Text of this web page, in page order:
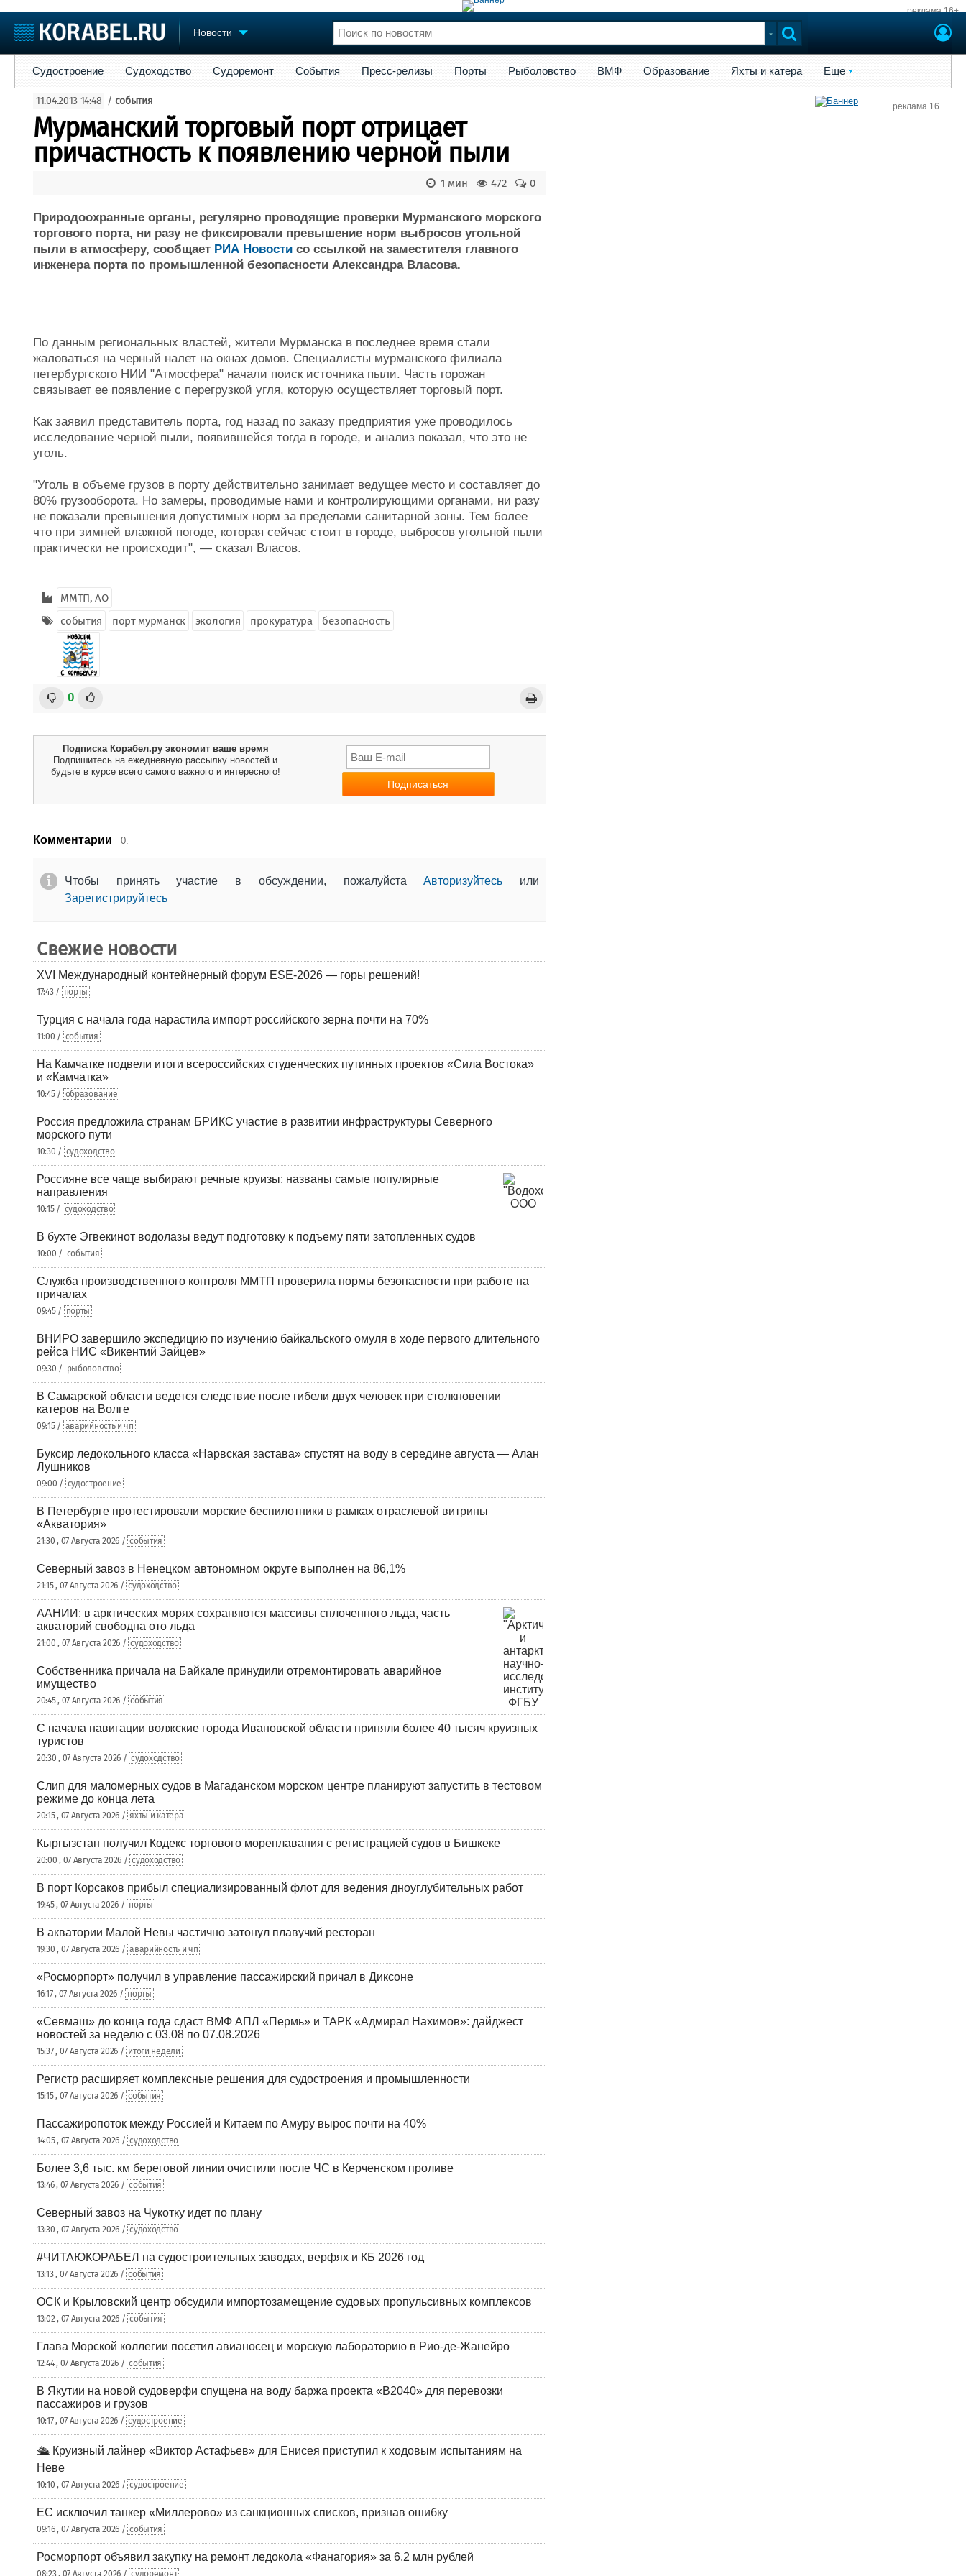
реклама 16+
Новости
Судостроение
Пульс
Новости
Компании
Репутация
Журнал
Реклама
Торговая площадка
Доска объявлений
Продажа флота
Изделия
Конференции
Личности
Флот
Форум
Отзывы
Все службы
Судостроение Судоходство Судоремонт События Пресс-релизы Порты Рыболовство ВМФ Образование Яхты и катера Еще
11.04.2013 14:48 / события
Мурманский торговый порт отрицает
причастность к появлению черной пыли
0
472
1 мин
Природоохранные органы, регулярно проводящие проверки Мурманского морского
торгового порта, ни разу не фиксировали превышение норм выбросов угольной
пыли в атмосферу, сообщает РИА Новости со ссылкой на заместителя главного
инженера порта по промышленной безопасности Александра Власова.
По данным региональных властей, жители Мурманска в последнее время стали
жаловаться на черный налет на окнах домов. Специалисты мурманского филиала
петербургского НИИ "Атмосфера" начали поиск источника пыли. Часть горожан
связывает ее появление с перегрузкой угля, которую осуществляет торговый порт.
Как заявил представитель порта, год назад по заказу предприятия уже проводилось
исследование черной пыли, появившейся тогда в городе, и анализ показал, что это не
уголь.
"Уголь в объеме грузов в порту действительно занимает ведущее место и составляет до
80% грузооборота. Но замеры, проводимые нами и контролирующими органами, ни разу
не показали превышения допустимых норм за пределами санитарной зоны. Тем более
что при зимней влажной погоде, которая сейчас стоит в городе, выбросов угольной пыли
практически не происходит", — сказал Власов.
ММТП, АО
события
порт мурманск экология прокуратура безопасность
0
Подписка Корабел.ру экономит ваше время
Подпишитесь на ежедневную рассылку новостей и
будьте в курсе всего самого важного и интересного!
Комментарии 0.
Чтобы принять участие в обсуждении, пожалуйстаАвторизуйтесь или
Зарегистрируйтесь
Свежие новости
XVI Международный контейнерный форум ESE-2026 — горы решений!
17:43 / порты
Турция с начала года нарастила импорт российского зерна почти на 70%
11:00 / события
На Камчатке подвели итоги всероссийских студенческих путинных проектов «Сила Востока»
и «Камчатка»
10:45 / образование
Россия предложила странам БРИКС участие в развитии инфраструктуры Северного
морского пути
10:30 / судоходство
Россияне все чаще выбирают речные круизы: названы самые популярные
направления
10:15 / судоходство
В бухте Эгвекинот водолазы ведут подготовку к подъему пяти затопленных судов
10:00 / события
Служба производственного контроля ММТП проверила нормы безопасности при работе на
причалах
09:45 / порты
ВНИРО завершило экспедицию по изучению байкальского омуля в ходе первого длительного
рейса НИС «Викентий Зайцев»
09:30 / рыболовство
В Самарской области ведется следствие после гибели двух человек при столкновении
катеров на Волге
09:15 / аварийность и чп
Буксир ледокольного класса «Нарвская застава» спустят на воду в середине августа — Алан
Лушников
09:00 / судостроение
В Петербурге протестировали морские беспилотники в рамках отраслевой витрины
«Акватория»
21:30 , 07 Августа 2026 / события
Северный завоз в Ненецком автономном округе выполнен на 86,1%
21:15 , 07 Августа 2026 / судоходство
ААНИИ: в арктических морях сохраняются массивы сплоченного льда, часть
акваторий свободна ото льда
21:00 , 07 Августа 2026 / судоходство
Собственника причала на Байкале принудили отремонтировать аварийное
имущество
20:45 , 07 Августа 2026 / события
С начала навигации волжские города Ивановской области приняли более 40 тысяч круизных
туристов
20:30 , 07 Августа 2026 / судоходство
Слип для маломерных судов в Магаданском морском центре планируют запустить в тестовом
режиме до конца лета
20:15 , 07 Августа 2026 / яхты и катера
Кыргызстан получил Кодекс торгового мореплавания с регистрацией судов в Бишкеке
20:00 , 07 Августа 2026 / судоходство
В порт Корсаков прибыл специализированный флот для ведения дноуглубительных работ
19:45 , 07 Августа 2026 / порты
В акватории Малой Невы частично затонул плавучий ресторан
19:30 , 07 Августа 2026 / аварийность и чп
«Росморпорт» получил в управление пассажирский причал в Диксоне
16:17 , 07 Августа 2026 / порты
«Севмаш» до конца года сдаст ВМФ АПЛ «Пермь» и ТАРК «Адмирал Нахимов»: дайджест
новостей за неделю с 03.08 по 07.08.2026
15:37 , 07 Августа 2026 / итоги недели
Регистр расширяет комплексные решения для судостроения и промышленности
15:15 , 07 Августа 2026 / события
Пассажиропоток между Россией и Китаем по Амуру вырос почти на 40%
14:05 , 07 Августа 2026 / судоходство
Более 3,6 тыс. км береговой линии очистили после ЧС в Керченском проливе
13:46 , 07 Августа 2026 / события
Северный завоз на Чукотку идет по плану
13:30 , 07 Августа 2026 / судоходство
#ЧИТАЮКОРАБЕЛ на судостроительных заводах, верфях и КБ 2026 год
13:13 , 07 Августа 2026 / события
ОСК и Крыловский центр обсудили импортозамещение судовых пропульсивных комплексов
13:02 , 07 Августа 2026 / события
Глава Морской коллегии посетил авианосец и морскую лабораторию в Рио-де-Жанейро
12:44 , 07 Августа 2026 / события
В Якутии на новой судоверфи спущена на воду баржа проекта «В2040» для перевозки
пассажиров и грузов
10:17 , 07 Августа 2026 / судостроение
🛳️ Круизный лайнер «Виктор Астафьев» для Енисея приступил к ходовым испытаниям на
Неве
10:10 , 07 Августа 2026 / судостроение
ЕС исключил танкер «Миллерово» из санкционных списков, признав ошибку
09:16 , 07 Августа 2026 / события
Росморпорт объявил закупку на ремонт ледокола «Фанагория» за 6,2 млн рублей
08:23 , 07 Августа 2026 / судоремонт
реклама 16+